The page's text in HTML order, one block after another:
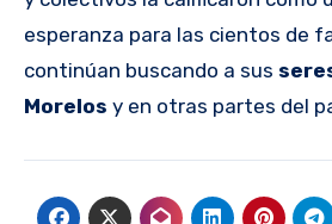
esperanza para las cientos de
continúan buscando a sus
Morelos y en otras partes del